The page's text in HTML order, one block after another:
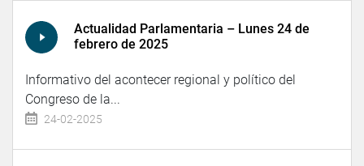
Actualidad Parlamentaria – Lunes 24 de
febrero de 2025
Informativo del acontecer regional y político del
Congreso de la...
24-02-2025